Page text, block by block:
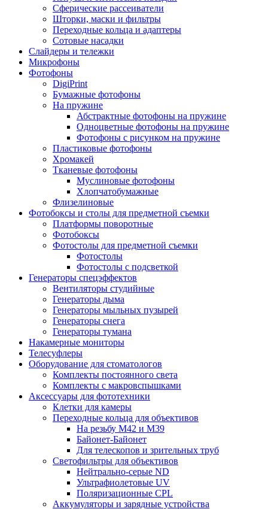
Сферические рассеиватели
Шторки, маски и фильтры
Переходные кольца и адаптеры
Сотовые насадки
Слайдеры и тележки
Микрофоны
Фотофоны
DigiPrint
Бумажные фотофоны
На пружине
Абстрактные фотофоны на пружине
Одноцветные фотофоны на пружине
Фотофоны с рисунком на пружине
Пластиковые фотофоны
Хромакей
Тканевые фотофоны
Муслиновые фотофоны
Хлопчатобумажные
Флизелиновые
Фотобоксы и столы для предметной съемки
Платформы поворотные
Фотобоксы
Фотостолы для предметной съемки
Фотостолы
Фотостолы с подсветкой
Генераторы спецэффектов
Вентиляторы студийные
Генераторы дыма
Генераторы мыльных пузырей
Генераторы снега
Генераторы тумана
Накамерные мониторы
Телесуфлеры
Оборудование для стоматологов
Комплекты постоянного света
Комплекты с макровспышками
Аксессуары для фототехники
Клетки для камеры
Переходные кольца для объективов
На резьбу М42 и М39
Байонет-Байонет
Для телескопов и зрительных труб
Светофильтры для объективов
Нейтрально-серые ND
Ультрафиолетовые UV
Поляризационные CPL
Аккумуляторы и зарядные устройства